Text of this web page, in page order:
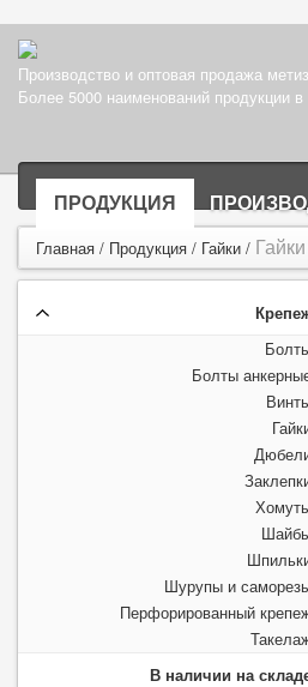
Производство и оптовая продажа
Более 5000 наименований продукции в
ПРОДУКЦИЯ
Главная / Продукция / Гайки /
Болты
Шурупы и
Перфорированный
В наличии на